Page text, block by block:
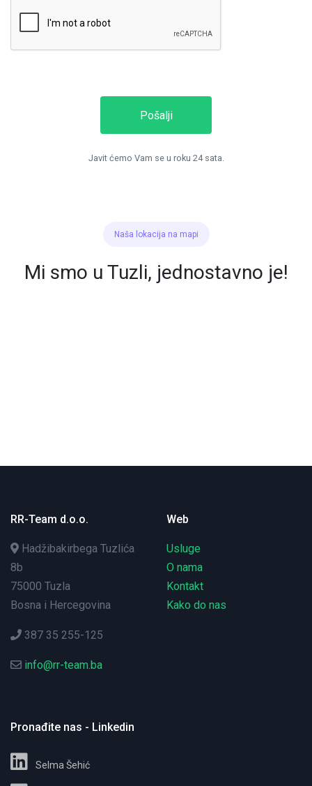
Pošalji
Javit ćemo Vam se u roku 24 sata.
Naša lokacija na mapi
Mi smo u Tuzli, jednostavno je!
RR-Team d.o.o.
Hadžibakirbega Tuzlića
8b
75000 Tuzla
Bosna i Hercegovina
387 35 255-125
info@rr-team.ba
Web
Usluge
O nama
Kontakt
Kako do nas
Pronađite nas - Linkedin
Selma Šehić